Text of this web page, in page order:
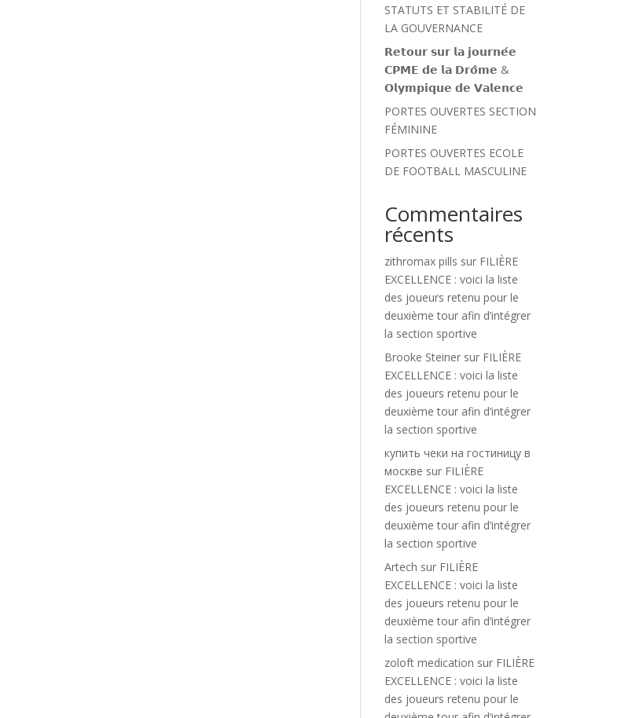
STATUTS ET STABILITÉ DE
LA GOUVERNANCE
𝗥𝗲𝘁𝗼𝘂𝗿 𝘀𝘂𝗿 𝗹𝗮 𝗷𝗼𝘂𝗿𝗻𝗲́𝗲
𝗖𝗣𝗠𝗘 𝗱𝗲 𝗹𝗮 𝗗𝗿𝗼̂𝗺𝗲 &
𝗢𝗹𝘆𝗺𝗽𝗶𝗾𝘂𝗲 𝗱𝗲 𝗩𝗮𝗹𝗲𝗻𝗰𝗲
PORTES OUVERTES SECTION
FÉMININE
PORTES OUVERTES ECOLE
DE FOOTBALL MASCULINE
Commentaires
récents
zithromax pills sur FILIÈRE
EXCELLENCE : voici la liste
des joueurs retenu pour le
deuxième tour afin d’intégrer
la section sportive
Brooke Steiner sur FILIÈRE
EXCELLENCE : voici la liste
des joueurs retenu pour le
deuxième tour afin d’intégrer
la section sportive
купить чеки на гостиницу в
москве sur FILIÈRE
EXCELLENCE : voici la liste
des joueurs retenu pour le
deuxième tour afin d’intégrer
la section sportive
Artech sur FILIÈRE
EXCELLENCE : voici la liste
des joueurs retenu pour le
deuxième tour afin d’intégrer
la section sportive
zoloft medication sur FILIÈRE
EXCELLENCE : voici la liste
des joueurs retenu pour le